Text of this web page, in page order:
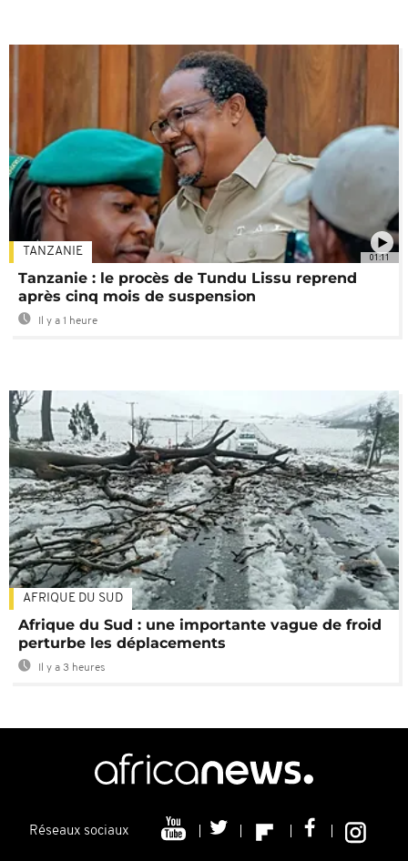
01:11
TANZANIE
Tanzanie : le procès de Tundu Lissu reprend
après cinq mois de suspension
Il y a 1 heure
AFRIQUE DU SUD
Afrique du Sud : une importante vague de froid
perturbe les déplacements
Il y a 3 heures
Réseaux sociaux